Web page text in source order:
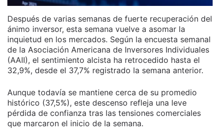
Después de varias semanas de fuerte recuperación del
ánimo inversor, esta semana vuelve a asomar la
inquietud en los mercados. Según la encuesta semanal
de la Asociación Americana de Inversores Individuales
(AAII), el sentimiento alcista ha retrocedido hasta el
32,9%, desde el 37,7% registrado la semana anterior.
Aunque todavía se mantiene cerca de su promedio
histórico (37,5%), este descenso refleja una leve
pérdida de confianza tras las tensiones comerciales
que marcaron el inicio de la semana.